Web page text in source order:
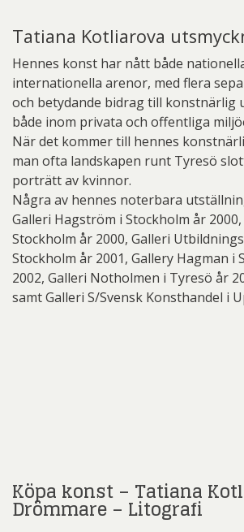
Tatiana Kotliarova
Hennes konst har nått både
internationella arenor, med flera
och betydande bidrag till konstnärlig
både inom privata och offentliga
När det kommer till hennes
man ofta landskapen runt Tyresö
porträtt av kvinnor.
Några av hennes noterbara
Galleri Hagström i Stockholm år
Stockholm år 2000, Galleri
Stockholm år 2001, Gallery Hagman i
2002, Galleri Notholmen i Tyresö år
samt Galleri S/Svensk Konsthandel i
Köpa konst – Tatiana
Drömmare – Litografi